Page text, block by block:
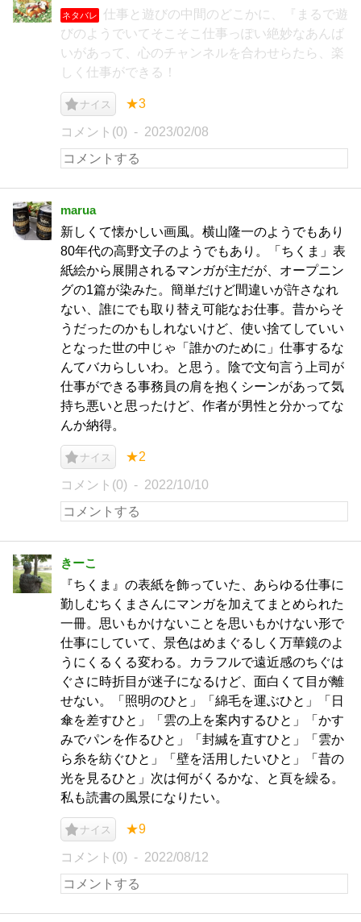
ネタバレ
仕事と遊びの中間のどこかに、『まるで遊
びのようでいてそこそこ仕事っぽい絶妙なあんば
いがあって、心のチャンネルを合わせらたら、楽
しく仕事ができる！
ナイス ★3
コメント(0) 2023/02/08
marua
新しくて懐かしい画風。横山隆一のようでもあり
80年代の高野文子のようでもあり。「ちくま」表
紙絵から展開されるマンガが主だが、オープニン
グの1篇が染みた。簡単だけど間違いが許さなれ
ない、誰にでも取り替え可能なお仕事。昔からそ
うだったのかもしれないけど、使い捨てしていい
となった世の中じゃ「誰かのために」仕事するな
んてバカらしいわ。と思う。陰で文句言う上司が
仕事ができる事務員の肩を抱くシーンがあって気
持ち悪いと思ったけど、作者が男性と分かってな
んか納得。
ナイス ★2
コメント(0) 2022/10/10
きーこ
『ちくま』の表紙を飾っていた、あらゆる仕事に
勤しむちくまさんにマンガを加えてまとめられた
一冊。思いもかけないことを思いもかけない形で
仕事にしていて、景色はめまぐるしく万華鏡のよ
うにくるくる変わる。カラフルで遠近感のちぐは
ぐさに時折目が迷子になるけど、面白くて目が離
せない。「照明のひと」「綿毛を運ぶひと」「日
傘を差すひと」「雲の上を案内するひと」「かす
みでパンを作るひと」「封緘を直すひと」「雲か
ら糸を紡ぐひと」「壁を活用したいひと」「昔の
光を見るひと」次は何がくるかな、と頁を繰る。
私も読書の風景になりたい。
ナイス ★9
コメント(0) 2022/08/12